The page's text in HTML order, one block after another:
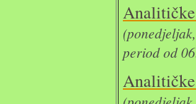
period od